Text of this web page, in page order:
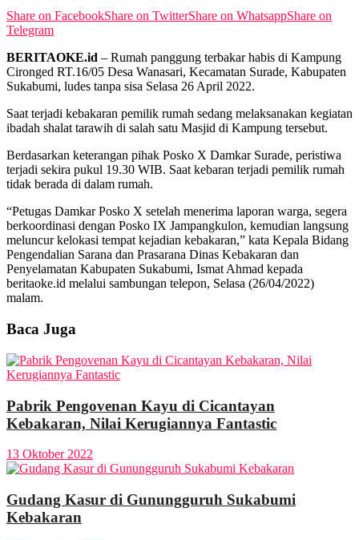
Share on FacebookShare on TwitterShare on WhatsappShare on
Telegram
BERITAOKE.id – Rumah panggung terbakar habis di Kampung
Cironged RT.16/05 Desa Wanasari, Kecamatan Surade, Kabupaten
Sukabumi, ludes tanpa sisa Selasa 26 April 2022.
Saat terjadi kebakaran pemilik rumah sedang melaksanakan kegiatan
ibadah shalat tarawih di salah satu Masjid di Kampung tersebut.
Berdasarkan keterangan pihak Posko X Damkar Surade, peristiwa
terjadi sekira pukul 19.30 WIB. Saat kebaran terjadi pemilik rumah
tidak berada di dalam rumah.
“Petugas Damkar Posko X setelah menerima laporan warga, segera
berkoordinasi dengan Posko IX Jampangkulon, kemudian langsung
meluncur kelokasi tempat kejadian kebakaran,” kata Kepala Bidang
Pengendalian Sarana dan Prasarana Dinas Kebakaran dan
Penyelamatan Kabupaten Sukabumi, Ismat Ahmad kepada
beritaoke.id melalui sambungan telepon, Selasa (26/04/2022)
malam.
Baca Juga
Pabrik Pengovenan Kayu di Cicantayan
Kebakaran, Nilai Kerugiannya Fantastic
13 Oktober 2022
Gudang Kasur di Gunungguruh Sukabumi
Kebakaran